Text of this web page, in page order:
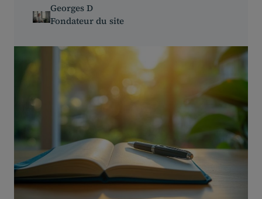
Georges D
Fondateur du site